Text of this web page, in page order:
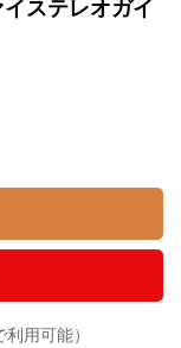
ステレオガイ
用可能）